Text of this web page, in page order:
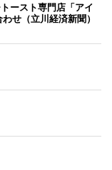
ースト専門店「アイ
せ（立川経済新聞）